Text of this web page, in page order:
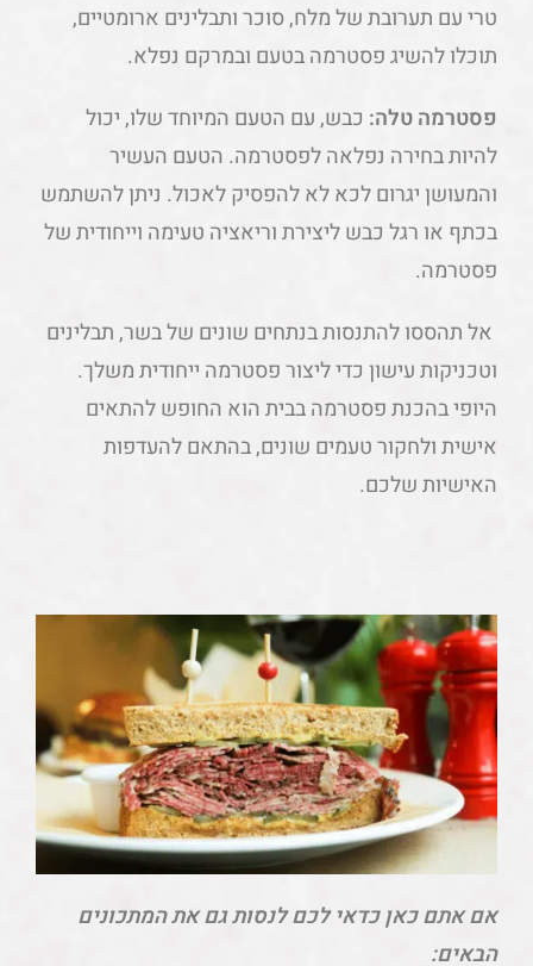
טרי עם תערובת של מלח, סוכר ותבלינים ארומטיים,
תוכלו להשיג פסטרמה בטעם ובמרקם נפלא.
פסטרמה טלה: כבש, עם הטעם המיוחד שלו, יכול
להיות בחירה נפלאה לפסטרמה. הטעם העשיר
והמעושן יגרום לכא לא להפסיק לאכול. ניתן להשתמש
בכתף או רגל כבש ליצירת וריאציה טעימה וייחודית של
פסטרמה.
אל תהססו להתנסות בנתחים שונים של בשר, תבלינים
וטכניקות עישון כדי ליצור פסטרמה ייחודית משלך.
היופי בהכנת פסטרמה בבית הוא החופש להתאים
אישית ולחקור טעמים שונים, בהתאם להעדפות
האישיות שלכם.
אם אתם כאן כדאי לכם לנסות גם את המתכונים
הבאים: